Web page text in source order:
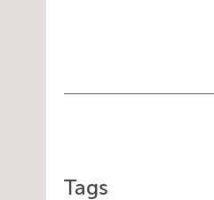
Tags